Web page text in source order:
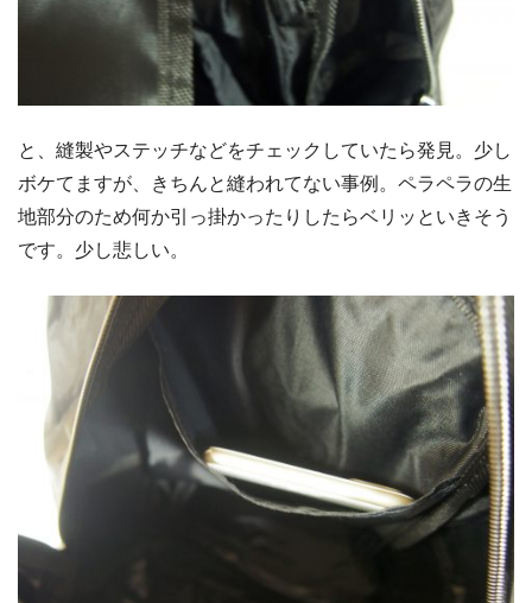
と、縫製やステッチなどをチェックしていたら発見。少し
ボケてますが、きちんと縫われてない事例。ペラペラの生
地部分のため何か引っ掛かったりしたらベリッといきそう
です。少し悲しい。